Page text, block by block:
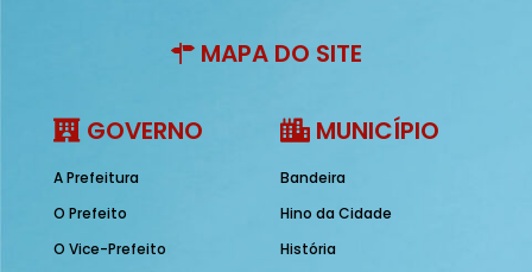
MAPA DO SITE
GOVERNO
A Prefeitura
O Prefeito
O Vice-Prefeito
MUNICÍPIO
Bandeira
Hino da Cidade
História